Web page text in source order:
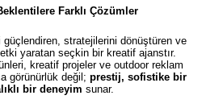
Farklı Çözümler
güçlendiren, stratejilerini dönüştüren ve
yaratan seçkin bir kreatif ajanstır.
kreatif projeler ve outdoor reklam
görünürlük değil; prestij, sofistike bir
bir deneyim sunar.